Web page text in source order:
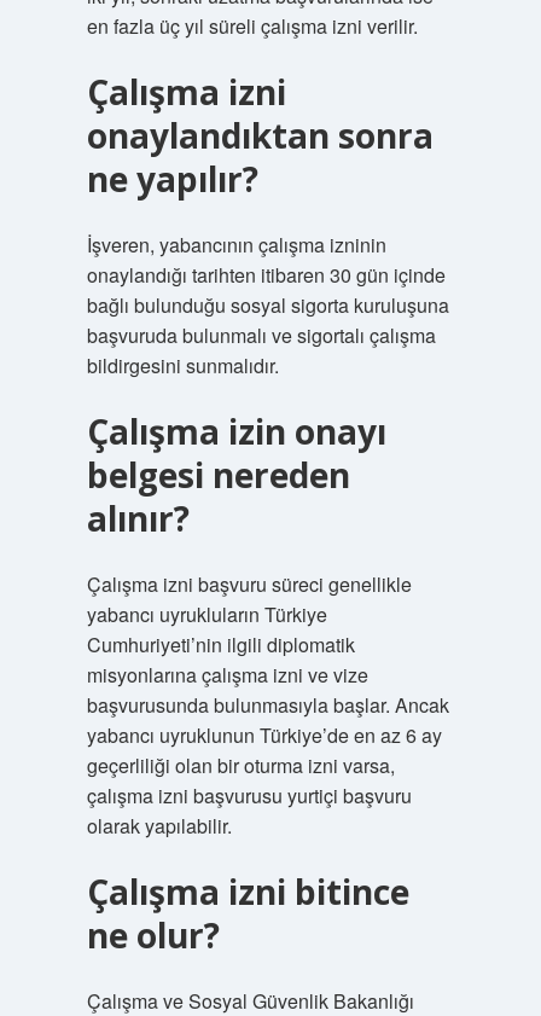
en fazla üç yıl süreli çalışma izni verilir.
Çalışma izni
onaylandıktan sonra
ne yapılır?
İşveren, yabancının çalışma izninin
onaylandığı tarihten itibaren 30 gün içinde
bağlı bulunduğu sosyal sigorta kuruluşuna
başvuruda bulunmalı ve sigortalı çalışma
bildirgesini sunmalıdır.
Çalışma izin onayı
belgesi nereden
alınır?
Çalışma izni başvuru süreci genellikle
yabancı uyrukluların Türkiye
Cumhuriyeti’nin ilgili diplomatik
misyonlarına çalışma izni ve vize
başvurusunda bulunmasıyla başlar. Ancak
yabancı uyruklunun Türkiye’de en az 6 ay
geçerliliği olan bir oturma izni varsa,
çalışma izni başvurusu yurtiçi başvuru
olarak yapılabilir.
Çalışma izni bitince
ne olur?
Çalışma ve Sosyal Güvenlik Bakanlığı